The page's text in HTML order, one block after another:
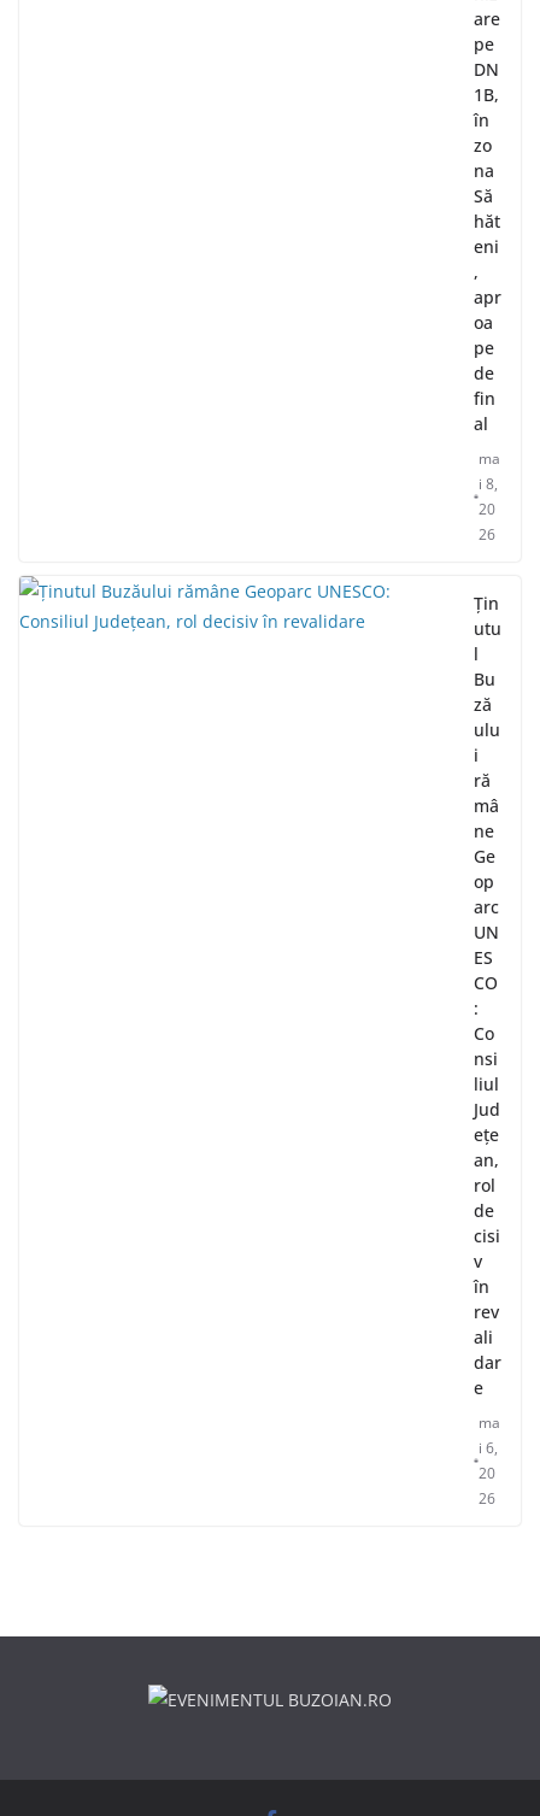
are
pe
DN
1B,
în
zo
na
Să
hăt
eni
,
apr
oa
pe
de
fin
al
ma
i 8,
20
26
Țin
utu
l
Bu
ză
ulu
i
ră
mâ
ne
Ge
op
arc
UN
ES
CO
:
Co
nsi
liul
Jud
ețe
an,
rol
de
cisi
v
în
rev
ali
dar
e
ma
i 6,
20
26